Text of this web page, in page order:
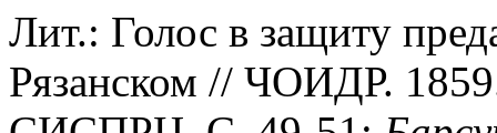
Лит.: Голос в защиту
Рязанском // ЧОИДР.